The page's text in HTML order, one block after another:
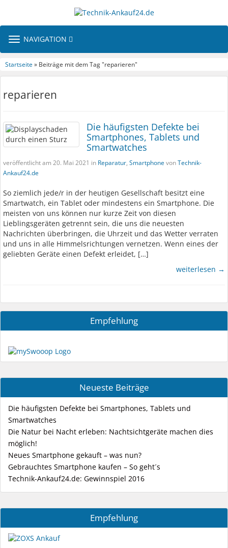
TOGGLE
NAVIGATION
Startseite» Beiträge mit dem Tag "reparieren"
reparieren
Die häufigsten Defekte bei
Smartphones, Tablets und
Smartwatches
veröffentlicht am 20. Mai 2021 in Reparatur SmartphonevonTechnik-
Ankauf24.de
So ziemlich jede/r in der heutigen Gesellschaft besitzt eine
Smartwatch, ein Tablet oder mindestens ein Smartphone. Die
meisten von uns können nur kurze Zeit von diesen
Lieblingsgeräten getrennt sein, die uns die neuesten
Nachrichten überbringen, die Uhrzeit und das Wetter verraten
und uns in alle Himmelsrichtungen vernetzen. Wenn eines der
geliebten Geräte einen Defekt erleidet, […]
weiterlesen →
Empfehlung
Neueste Beiträge
Die häufigsten Defekte bei Smartphones, Tablets und
Smartwatches
Die Natur bei Nacht erleben: Nachtsichtgeräte machen dies
möglich!
Neues Smartphone gekauft – was nun?
Gebrauchtes Smartphone kaufen – So geht´s
Technik-Ankauf24.de: Gewinnspiel 2016
Empfehlung